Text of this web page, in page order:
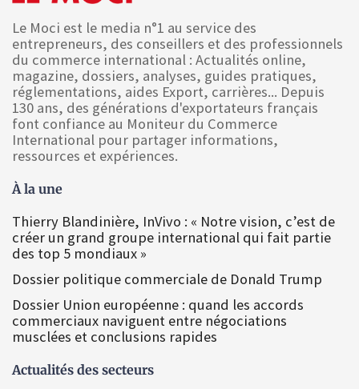
Le Moci est le media n°1 au service des
entrepreneurs, des conseillers et des professionnels
du commerce international : Actualités online,
magazine, dossiers, analyses, guides pratiques,
réglementations, aides Export, carrières... Depuis
130 ans, des générations d'exportateurs français
font confiance au Moniteur du Commerce
International pour partager informations,
ressources et expériences.
À la une
Thierry Blandinière, InVivo : « Notre vision, c’est de
créer un grand groupe international qui fait partie
des top 5 mondiaux »
Dossier politique commerciale de Donald Trump
Dossier Union européenne : quand les accords
commerciaux naviguent entre négociations
musclées et conclusions rapides
Actualités des secteurs